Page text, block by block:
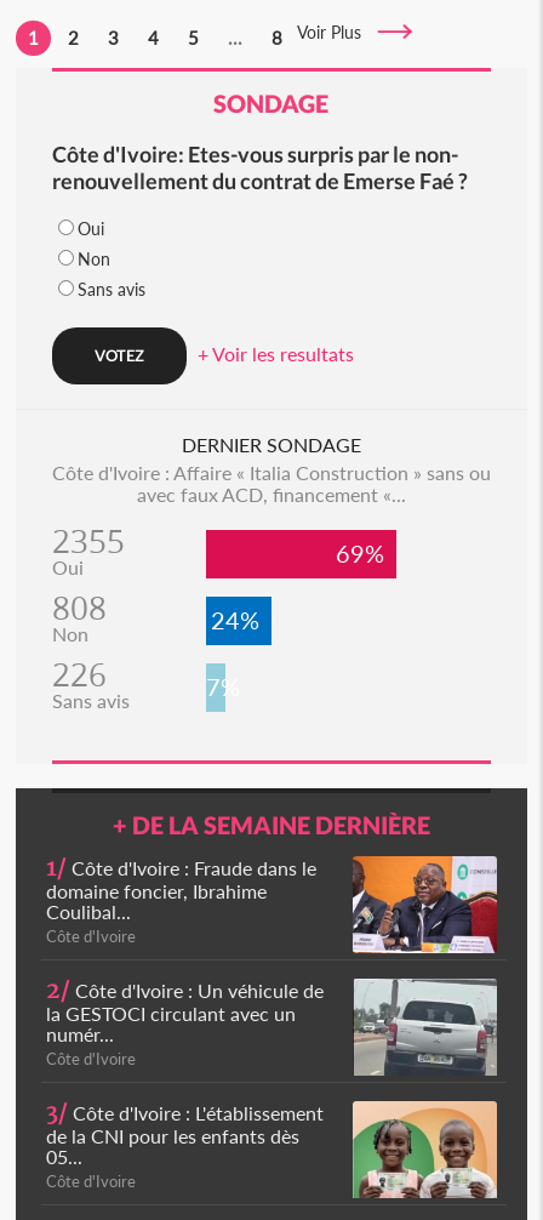
1 2 3 4 5 ... 8 Voir Plus
SONDAGE
Côte d'Ivoire: Etes-vous surpris par le non-
renouvellement du contrat de Emerse Faé ?
Oui
Non
Sans avis
+ Voir les resultats
DERNIER SONDAGE
Côte d'Ivoire : Affaire « Italia Construction » sans ou
avec faux ACD, financement «...
2355
Oui 69%
808
Non 24%
226
Sans avis 7%
+ DE LA SEMAINE DERNIÈRE
1/ Côte d'Ivoire : Fraude dans le
domaine foncier, Ibrahime
Coulibal...
Côte d'Ivoire
2/ Côte d'Ivoire : Un véhicule de
la GESTOCI circulant avec un
numér...
Côte d'Ivoire
3/ Côte d'Ivoire : L'établissement
de la CNI pour les enfants dès
05...
Côte d'Ivoire